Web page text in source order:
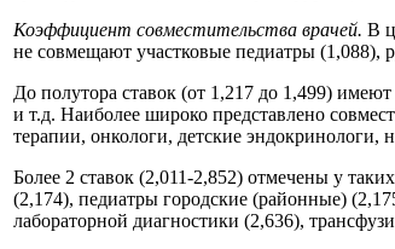
Коэффициент совместительства врачей. В
не совмещают участковые педиатры (1,088),
До полутора ставок (от 1,217 до 1,499)
и т.д. Наиболее широко представлено
терапии, онкологи, детские эндокринологи,
Более 2 ставок (2,011-2,852) отмечены у
(2,174), педиатры городские (районные)
лабораторной диагностики (2,636),